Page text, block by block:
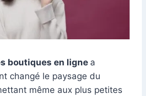
boutiques en ligne a
changé le paysage du
même aux plus petites